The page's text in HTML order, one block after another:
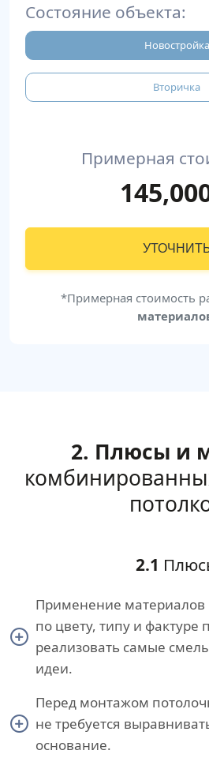
Состояние объекта:
Новостройка
Вторичка
Примерная
*Примерная стоимость
2. Плюсы и
2.1
Применение материалов
по цвету, типу и фактуре
реализовать самые
идеи.
Перед монтажом
не требуется
основание.